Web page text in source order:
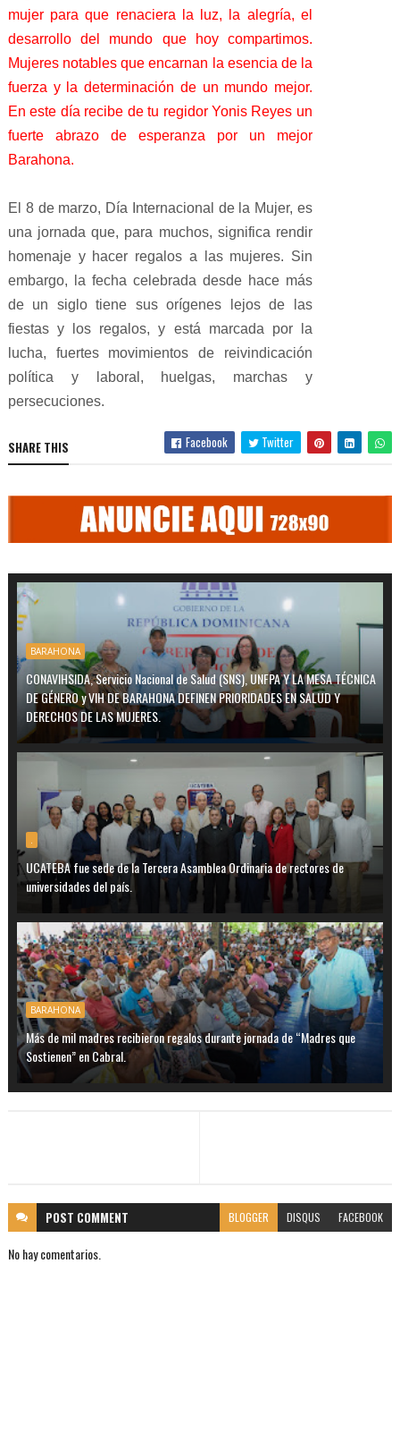
mujer para que renaciera la luz, la alegría, el
desarrollo del mundo que hoy compartimos.
Mujeres notables que encarnan la esencia de la
fuerza y la determinación de un mundo mejor.
En este día recibe de tu regidor Yonis Reyes un
fuerte abrazo de esperanza por un mejor
Barahona.
El 8 de marzo, Día Internacional de la Mujer, es
una jornada que, para muchos, significa rendir
homenaje y hacer regalos a las mujeres. Sin
embargo, la fecha celebrada desde hace más
de un siglo tiene sus orígenes lejos de las
fiestas y los regalos, y está marcada por la
lucha, fuertes movimientos de reivindicación
política y laboral, huelgas, marchas y
persecuciones.
SHARE THIS Facebook Twitter
BARAHONA
CONAVIHSIDA, Servicio Nacional de Salud (SNS), UNFPA Y LA MESA TÉCNICA
DE GÉNERO y VIH DE BARAHONA DEFINEN PRIORIDADES EN SALUD Y
DERECHOS DE LAS MUJERES.
.
UCATEBA fue sede de la Tercera Asamblea Ordinaria de rectores de
universidades del país.
BARAHONA
Más de mil madres recibieron regalos durante jornada de “Madres que
Sostienen” en Cabral.
POST COMMENT BLOGGER DISQUS FACEBOOK
No hay comentarios.